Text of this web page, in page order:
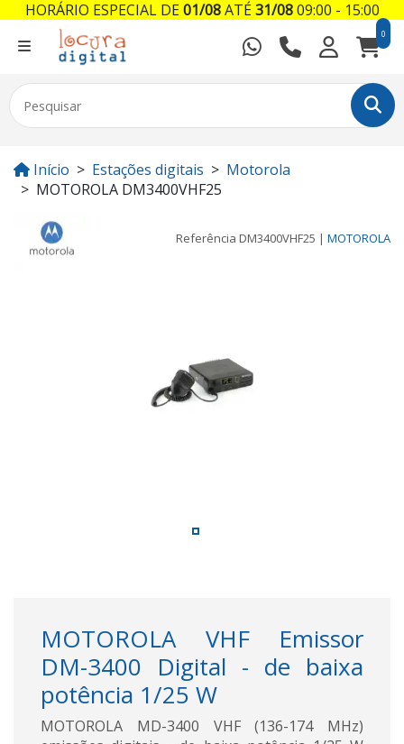
0
Início Estações digitais
Motorola
MOTOROLA DM3400VHF25
Referência DM3400VHF25 | MOTOROLA
MOTOROLA VHF Emissor
DM-3400 Digital - de baixa
potência 1/25 W
MOTOROLA MD-3400 VHF (136-174 MHz)
HORÁRIO ESPECIAL DE01/08ATÉ31/0809:00 - 15:00